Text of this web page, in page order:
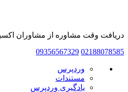
دریافت وقت مشاوره از مشاوران
02188078585
09356567329
درباره
وردپرس
وردپرس
مستندات
یادگیری وردپرس